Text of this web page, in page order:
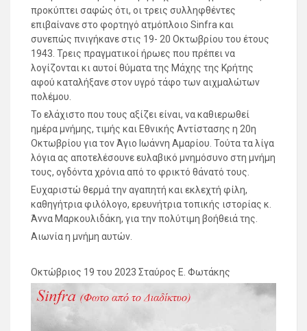
προκύπτει σαφώς ότι, οι τρεις συλληφθέντες
επιβαίνανε στο φορτηγό ατμόπλοιο Sinfra και
συνεπώς πνιγήκανε στις 19- 20 Οκτωβρίου του έτους
1943. Τρεις πραγματικοί ήρωες που πρέπει να
λογίζονται κι αυτοί θύματα της Μάχης της Κρήτης
αφού καταλήξανε στον υγρό τάφο των αιχμαλώτων
πολέμου.
Το ελάχιστο που τους αξίζει είναι, να καθιερωθεί
ημέρα μνήμης, τιμής και Εθνικής Αντίστασης η 20η
Οκτωβρίου για τον Άγιο Ιωάννη Αμαρίου. Τούτα τα λίγα
λόγια ας αποτελέσουνε ευλαβικό μνημόσυνο στη μνήμη
τους, ογδόντα χρόνια από το φρικτό θάνατό τους.
Ευχαριστώ θερμά την αγαπητή και εκλεχτή φίλη,
καθηγήτρια φιλόλογο, ερευνήτρια τοπικής ιστορίας κ.
Άννα Μαρκουλιδάκη, για την πολύτιμη βοήθειά της.
Αιωνία η μνήμη αυτών.
Οκτώβριος 19 του 2023 Σταύρος Ε. Φωτάκης